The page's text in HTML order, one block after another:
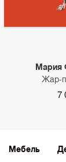
Мария
Жар-
7
Мебель